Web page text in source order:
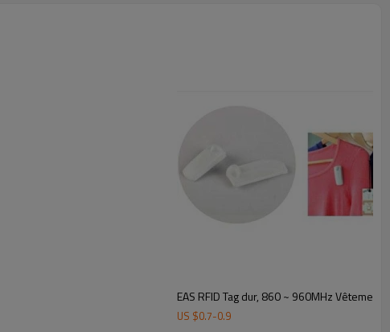
EAS RFID Tag dur, 860 ~ 960MHz Vêtements
US $0.7-0.9